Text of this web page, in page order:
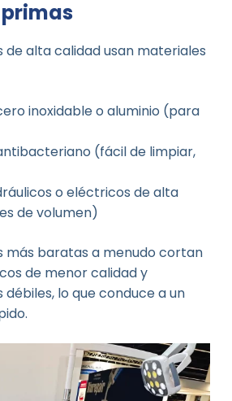
de alta calidad usan materiales
inoxidable o aluminio (para
(fácil de limpiar,
o eléctricos de alta
de volumen)
más baratas a menudo cortan
de menor calidad y
lo que conduce a un